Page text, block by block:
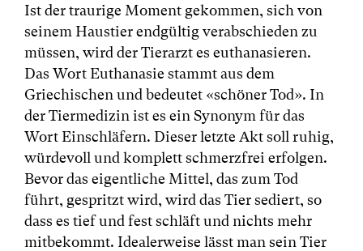
Ist der traurige Moment gekommen, sich von
seinem Haustier endgültig verabschieden zu
müssen, wird der Tierarzt es euthanasieren.
Das Wort Euthanasie stammt aus dem
Griechischen und bedeutet «schöner Tod». In
der Tiermedizin ist es ein Synonym für das
Wort Einschläfern. Dieser letzte Akt soll ruhig,
würdevoll und komplett schmerzfrei erfolgen.
Bevor das eigentliche Mittel, das zum Tod
führt, gespritzt wird, wird das Tier sediert, so
dass es tief und fest schläft und nichts mehr
mitbekommt. Idealerweise lässt man sein Tier